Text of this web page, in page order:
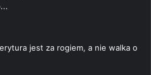
jest za rogiem, a nie walka o